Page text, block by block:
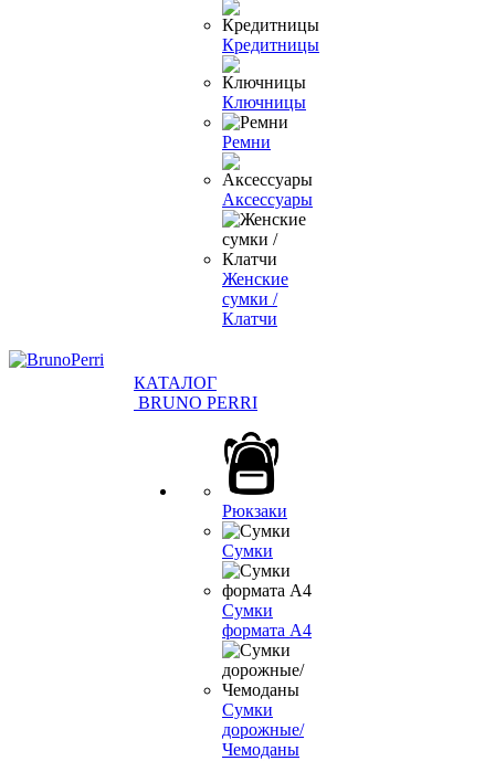
Кредитницы
Ключницы
Ремни
Аксессуары
Женские
сумки /
Клатчи
КАТАЛОГ
BRUNO PERRI
Рюкзаки
Сумки
Сумки
формата А4
Сумки
дорожные/
Чемоданы